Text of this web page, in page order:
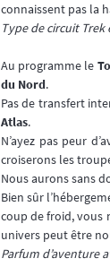
connaissent pas la
Type de circuit
Au programme le
du Nord.
Pas de transfert
Atlas.
N’ayez pas peur
croiserons les
Nous aurons sans
Bien sûr
coup de froid, vous
univers peut être
Parfum d’aventure